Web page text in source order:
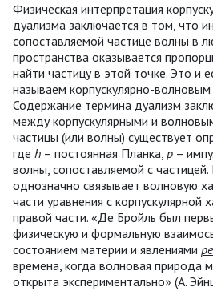
Физическая интерпретация
дуализма заключается в том, что
сопоставляемой частице волны в
пространства оказывается
найти частицу в этой точке. Это и
называем корпускулярно-
Содержание термина дуализм
между корпускулярными и
частицы (или волны) существует
где h – постоянная Планка, p –
волны, сопоставляемой с
однозначно связывает волновую
части уравнения с корпускулярной
правой части. «Де Бройль был
физическую и формальную
состоянием материи и явлениями
времена, когда волновая природа
открыта экспериментально» (А.